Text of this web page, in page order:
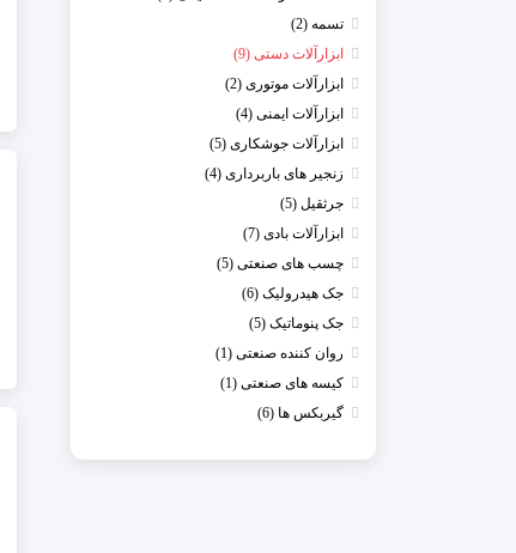
تسمه (2)
ابزارآلات دستی (9)
ابزارآلات موتوری (2)
ابزارآلات ایمنی (4)
ابزارآلات جوشکاری (5)
زنجیر های باربرداری (4)
جرثقیل (5)
ابزارآلات بادی (7)
چسب های صنعتی (5)
جک هیدرولیک (6)
جک پنوماتیک (5)
روان کننده صنعتی (1)
کیسه های صنعتی (1)
گیربکس ها (6)